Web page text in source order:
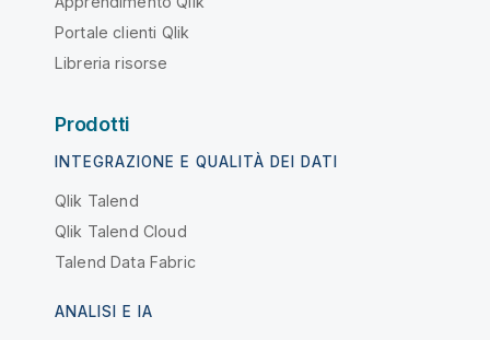
Portale clienti Qlik
Libreria risorse
Prodotti
INTEGRAZIONE E QUALITÀ DEI DATI
Qlik Talend
Qlik Talend Cloud
Talend Data Fabric
ANALISI E IA